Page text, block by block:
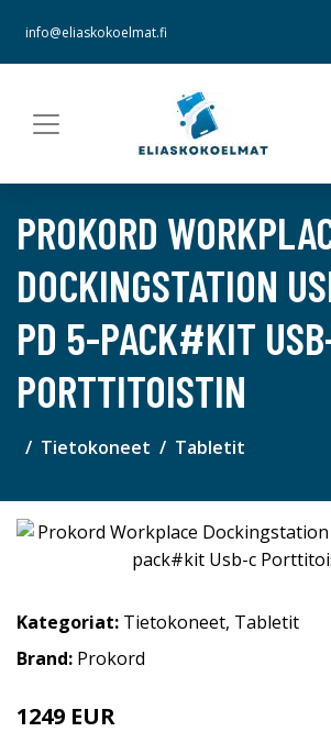
info@eliaskokoelmat.fi
PROKORD
DOCKINGSTATION
PD 5-PACK#KIT
PORTTITOISTIN
Tietokoneet Tabletit
Kategoriat: Tietokoneet, Tabletit
Brand: Prokord
1249 EUR